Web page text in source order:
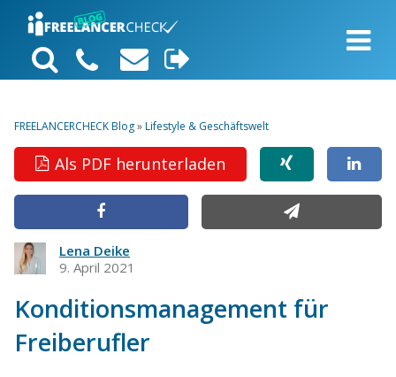
FREELANCERCHECK Blog»Lifestyle & Geschäftswelt
Als PDF herunterladen
Lena Deike
9. April 2021
Konditionsmanagement für
Freiberufler